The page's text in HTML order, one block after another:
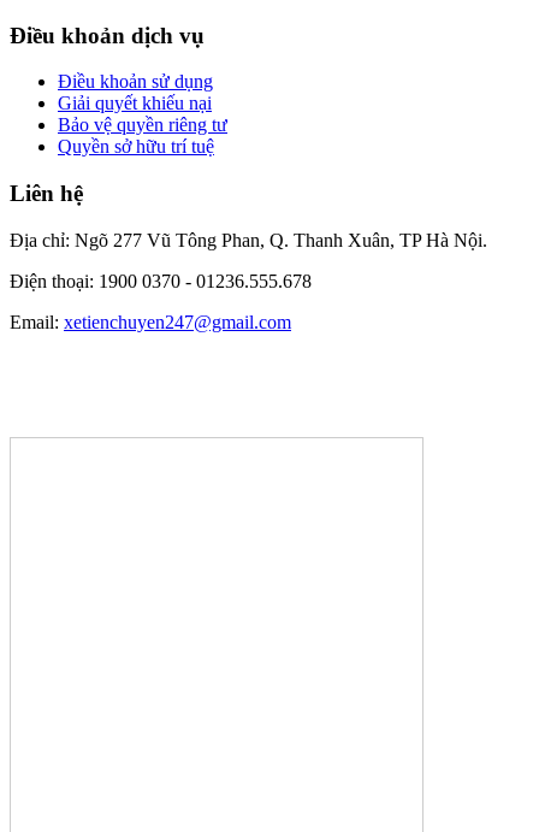
Điều khoản dịch vụ
Điều khoản sử dụng
Giải quyết khiếu nại
Bảo vệ quyền riêng tư
Quyền sở hữu trí tuệ
Liên hệ
Địa chỉ: Ngõ 277 Vũ Tông Phan, Q. Thanh Xuân, TP Hà Nội.
Điện thoại: 1900 0370 - 01236.555.678
Email: xetienchuyen247@gmail.com